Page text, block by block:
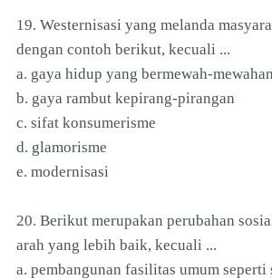
19. Westernisasi yang melanda
dengan contoh berikut, kecuali ...
a. gaya hidup yang bermewah-mewahan
b. gaya rambut kepirang-pirangan
c. sifat konsumerisme
d. glamorisme
e. modernisasi
20. Berikut merupakan perubahan
arah yang lebih baik, kecuali ...
a. pembangunan fasilitas umum seperti